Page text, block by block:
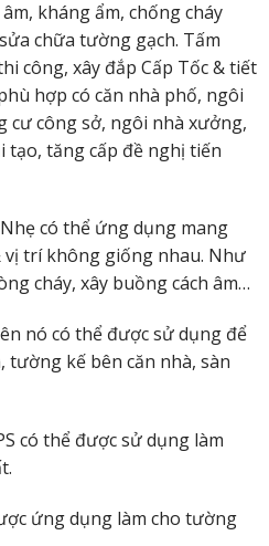
kháng ẩm, chống cháy
chữa tường gạch. Tấm
công, xây đắp Cấp Tốc & tiết
hợp có căn nhà phố, ngôi
cư công sở, ngôi nhà xưởng,
tăng cấp đề nghị tiến
có thể ứng dụng mang
vị trí không giống nhau. Như
cháy, xây buồng cách âm…
nó có thể được sử dụng để
kế bên căn nhà, sàn
có thể được sử dụng làm
ứng dụng làm cho tường